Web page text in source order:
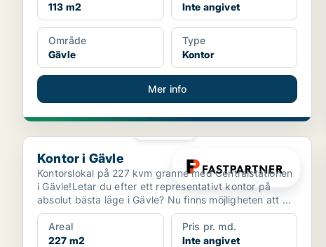
113 m2
Inte angivet
Område
Gävle
Type
Kontor
Mer info
Kontor i Gävle
Kontor i Gävle
Kontorslokal på 227 kvm granne med Centralstationen
i Gävle!Letar du efter ett representativt kontor på
absolut bästa läge i Gävle? Nu finns möjligheten att ...
Areal
227 m2
Pris pr. md.
Inte angivet